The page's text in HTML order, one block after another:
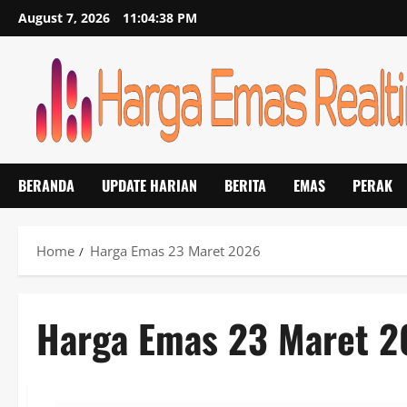
Skip
to
August 7, 2026 11:04:38 PM
BERANDA UPDATE HARIAN BERITA EMAS PERAK
Home Harga Emas 23 Maret 2026
Harga Emas 23 Maret